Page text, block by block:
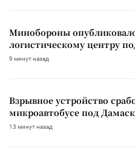
Минобороны
логистическому центру
9 минут назад
Взрывное устройство
микроавтобусе под
13 минут назад